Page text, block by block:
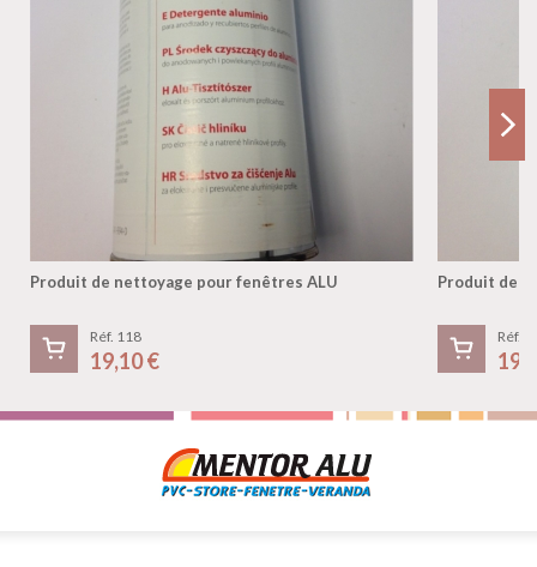
Produit de nettoyage pour fenêtres ALU
Réf. 118
19,10 €
Produit de
Réf.